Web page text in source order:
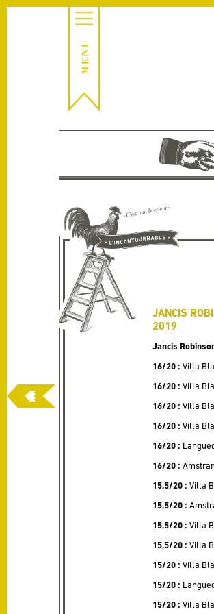
JANCIS
2019
Jancis
16/20 : Villa
16/20 : Villa
16/20 : Villa
16/20 : Villa
16/20 :
16/20 :
15,5/20 : Villa
15,5/20 :
15,5/20 : Villa
15,5/20 : Villa
15/20 : Villa
15/20 :
15/20 : Villa